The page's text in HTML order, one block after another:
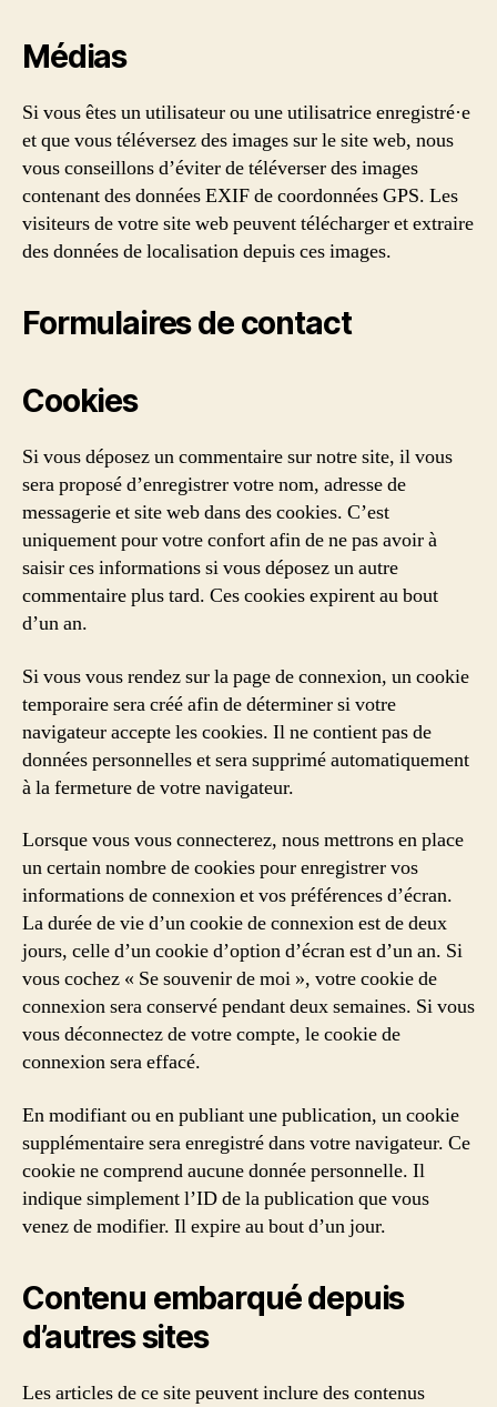
Médias
Si vous êtes un utilisateur ou une utilisatrice enregistré·e
et que vous téléversez des images sur le site web, nous
vous conseillons d’éviter de téléverser des images
contenant des données EXIF de coordonnées GPS. Les
visiteurs de votre site web peuvent télécharger et extraire
des données de localisation depuis ces images.
Formulaires de contact
Cookies
Si vous déposez un commentaire sur notre site, il vous
sera proposé d’enregistrer votre nom, adresse de
messagerie et site web dans des cookies. C’est
uniquement pour votre confort afin de ne pas avoir à
saisir ces informations si vous déposez un autre
commentaire plus tard. Ces cookies expirent au bout
d’un an.
Si vous vous rendez sur la page de connexion, un cookie
temporaire sera créé afin de déterminer si votre
navigateur accepte les cookies. Il ne contient pas de
données personnelles et sera supprimé automatiquement
à la fermeture de votre navigateur.
Lorsque vous vous connecterez, nous mettrons en place
un certain nombre de cookies pour enregistrer vos
informations de connexion et vos préférences d’écran.
La durée de vie d’un cookie de connexion est de deux
jours, celle d’un cookie d’option d’écran est d’un an. Si
vous cochez « Se souvenir de moi », votre cookie de
connexion sera conservé pendant deux semaines. Si vous
vous déconnectez de votre compte, le cookie de
connexion sera effacé.
En modifiant ou en publiant une publication, un cookie
supplémentaire sera enregistré dans votre navigateur. Ce
cookie ne comprend aucune donnée personnelle. Il
indique simplement l’ID de la publication que vous
venez de modifier. Il expire au bout d’un jour.
Contenu embarqué depuis
d’autres sites
Les articles de ce site peuvent inclure des contenus